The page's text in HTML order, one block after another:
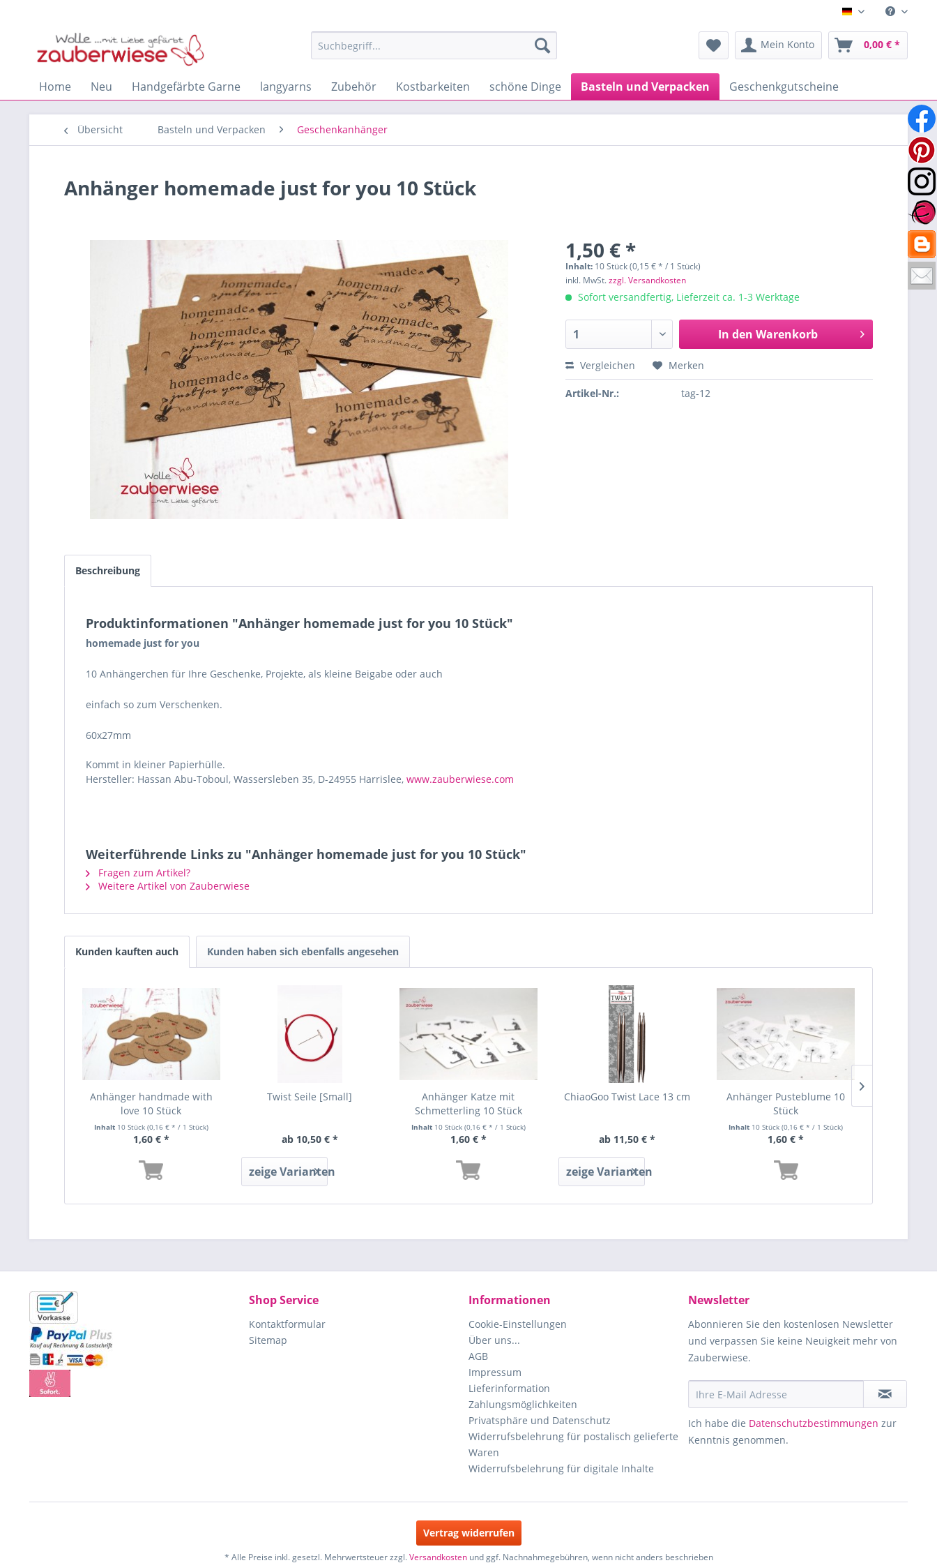
Deutsch
Mein Konto 0,00 € *
Home Neu Handgefärbte Garne langyarns Zubehör Kostbarkeiten schöne Dinge Basteln und Verpacken Geschenkgutscheine
Übersicht Basteln und Verpacken Geschenkanhänger
Anhänger homemade just for you 10 Stück
1,50 € *
Inhalt: 10 Stück (0,15 € * / 1 Stück)
inkl. MwSt.zzgl. Versandkosten
Sofort versandfertig, Lieferzeit ca. 1-3 Werktage
In den Warenkorb
Vergleichen Merken
Artikel-Nr.: tag-12
Beschreibung
Produktinformationen "Anhänger homemade just for you 10 Stück"
homemade just for you
10 Anhängerchen für Ihre Geschenke, Projekte, als kleine Beigabe oder auch
einfach so zum Verschenken.
60x27mm
Kommt in kleiner Papierhülle.
Hersteller: Hassan Abu-Toboul, Wassersleben 35, D-24955 Harrislee, www.zauberwiese.com
Weiterführende Links zu "Anhänger homemade just for you 10 Stück"
Fragen zum Artikel?
Weitere Artikel von Zauberwiese
Kunden kauften auch Kunden haben sich ebenfalls angesehen
Anhänger handmade with
love 10 Stück
Inhalt 10 Stück (0,16 € * / 1 Stück)
1,60 € *
Twist Seile [Small]
ab 10,50 € *
zeige Varianten
Anhänger Katze mit
Schmetterling 10 Stück
Inhalt 10 Stück (0,16 € * / 1 Stück)
1,60 € *
ChiaoGoo Twist Lace 13 cm
ab 11,50 € *
zeige Varianten
Anhänger Pusteblume 10
Stück
Inhalt 10 Stück(0,16 € * / 1 Stück)
1,60 € *
Shop Service
Kontaktformular
Sitemap
Informationen
Cookie-Einstellungen
Über uns...
AGB
Impressum
Lieferinformation
Zahlungsmöglichkeiten
Privatsphäre und Datenschutz
Widerrufsbelehrung für postalisch gelieferte
Waren
Widerrufsbelehrung für digitale Inhalte
Newsletter
Abonnieren Sie den kostenlosen Newsletter
und verpassen Sie keine Neuigkeit mehr von
Zauberwiese.
Ich habe die Datenschutzbestimmungen zur
Kenntnis genommen.
Vertrag widerrufen
* Alle Preise inkl. gesetzl. Mehrwertsteuer zzgl.Versandkostenund ggf. Nachnahmegebühren, wenn nicht anders beschrieben